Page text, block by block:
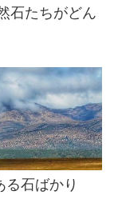
石たちがどん
石ばかり